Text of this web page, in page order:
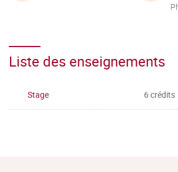
Liste des enseignements
Stage 6 crédits